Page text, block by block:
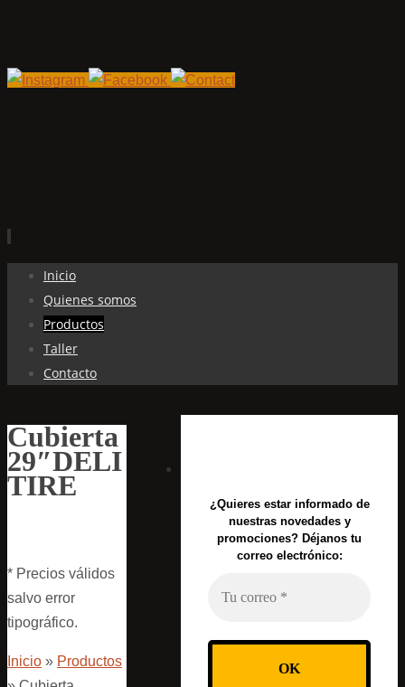
contenido
Inicio
Quienes somos
Productos
Taller
Contacto
Cubierta
29″DELI
TIRE
* Precios válidos
salvo error
tipográfico.
Inicio » Productos
¿Quieres estar informado de
nuestras novedades y
promociones? Déjanos tu
correo electrónico: